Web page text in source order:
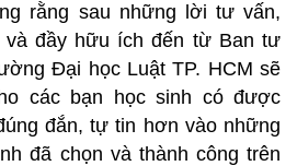
rằng sau những lời tư vấn,
và đầy hữu ích đến từ Ban tư
Đại học Luật TP. HCM sẽ
các bạn học sinh có được
đắn, tự tin hơn vào những
đã chọn và thành công trên